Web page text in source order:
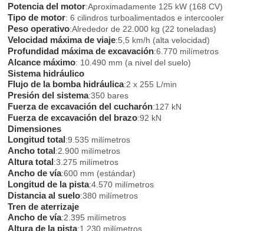
Potencia del motor:Aproximadamente 125 kW (168 CV)
Tipo de motor: 6 cilindros turboalimentados e intercooler
Peso operativo:Alrededor de 22.000 kg (22 toneladas)
Velocidad máxima de viaje:5,5 km/h (alta velocidad)
Profundidad máxima de excavación:6.770 milímetros
Alcance máximo: 10.490 mm (a nivel del suelo)
Sistema hidráulico
Flujo de la bomba hidráulica:2 x 255 L/min
Presión del sistema:350 bares
Fuerza de excavación del cucharón:127 kN
Fuerza de excavación del brazo:92 kN
Dimensiones
Longitud total:9.535 milímetros
Ancho total:2.900 milímetros
Altura total:3.275 milímetros
Ancho de vía:600 mm (estándar)
Longitud de la pista:4.570 milímetros
Distancia al suelo:380 milímetros
Tren de aterrizaje
Ancho de vía:2.395 milímetros
Altura de la pista:1.230 milímetros